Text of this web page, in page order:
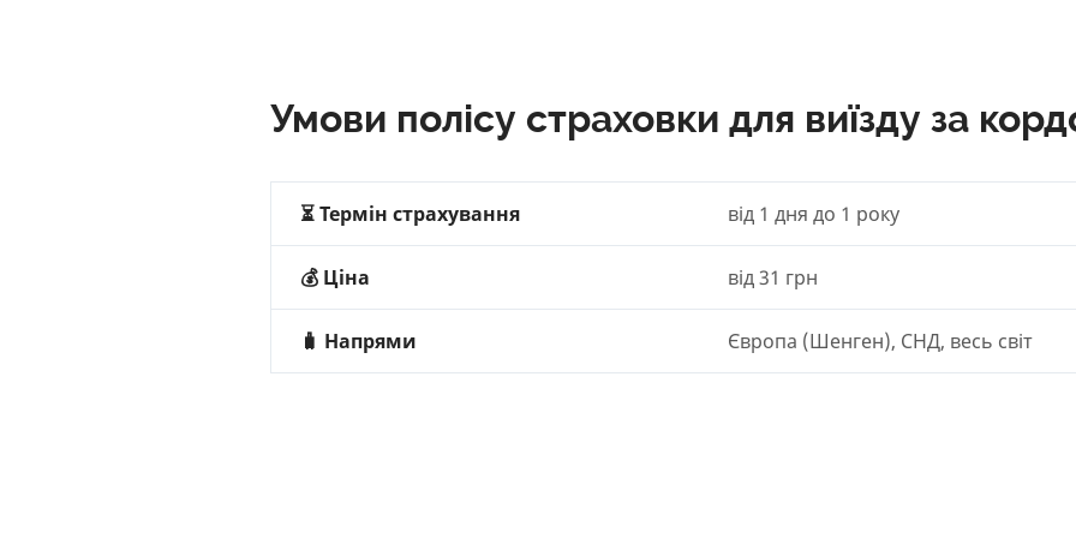
Умови полісу страховки для виїзду за
⏳ Термін страхування від 1 дня до 1 року
💰 Ціна від 31 грн
🧳 Напрями Європа (Шенген), СНД, весь світ